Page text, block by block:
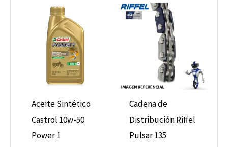
Aceite Sintético
Castrol 10w-50
Power 1
Cadena de
Distribución Riffel
Pulsar 135